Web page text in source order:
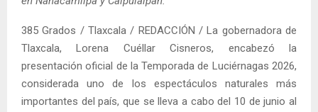
385 Grados / Tlaxcala / REDACCIÓN / La gobernadora de
Tlaxcala, Lorena Cuéllar Cisneros, encabezó la
presentación oficial de la Temporada de Luciérnagas 2026,
considerada uno de los espectáculos naturales más
importantes del país, que se lleva a cabo del 10 de junio al